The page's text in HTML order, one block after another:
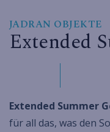
JADRAN OBJEKTE
Extended
Extended Summer
für all das, was den